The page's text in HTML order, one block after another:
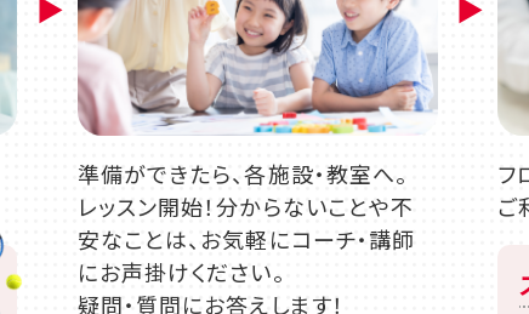
準備ができたら、各施設・教室へ。
レッスン開始！分からないことや不
安なことは、お気軽にコーチ・講師
にお声掛けください。
疑問・質問にお答えします！
フ
ご